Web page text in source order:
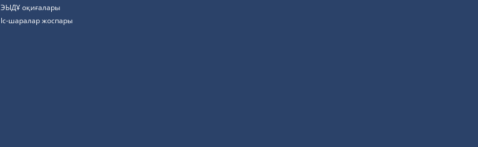
ЭЫДҰ оқиғалары
Іс-шаралар жоспары